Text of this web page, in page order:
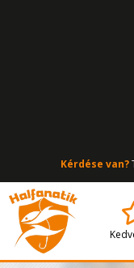
Kérdése van?